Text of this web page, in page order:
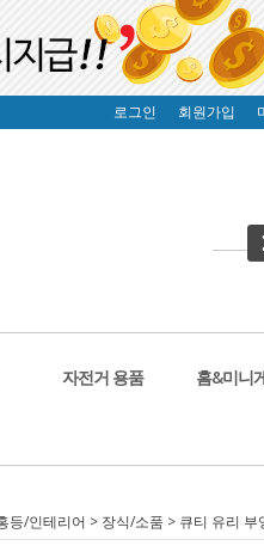
로그인 회원가입
자전거 용품 홈&미니
등/인테리어 > 장식/소품 > 큐티 유리